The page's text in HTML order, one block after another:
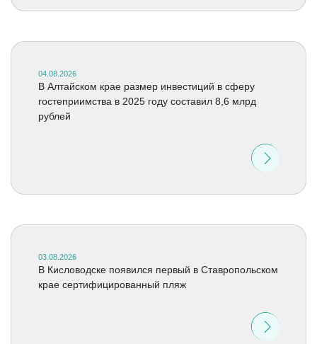
04.08.2026
В Алтайском крае размер инвестиций в сферу
гостеприимства в 2025 году составил 8,6 млрд
рублей
03.08.2026
В Кисловодске появился первый в Ставропольском
крае сертифицированный пляж